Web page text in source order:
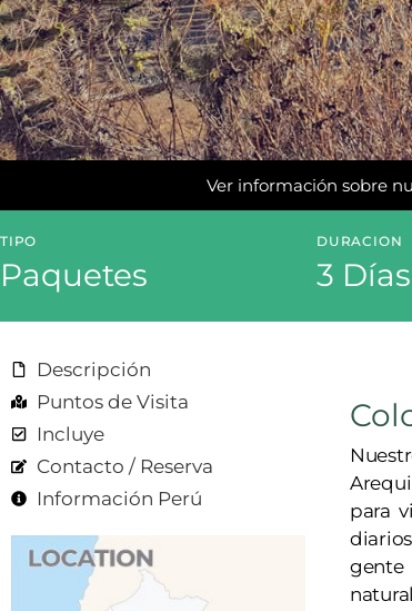
Ver información sobre
TIPO
Paquetes
DURACION
3 Días
Descripción
Puntos de Visita
Incluye
Contacto / Reserva
Información Perú
para
gente